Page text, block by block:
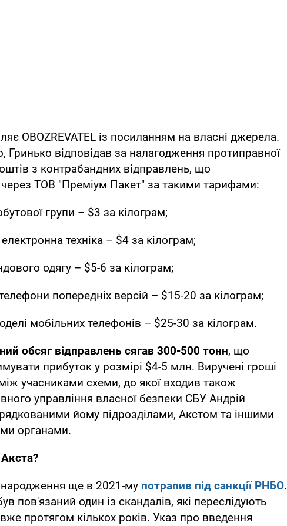
OBOZREVATEL із посиланням на власні джерела.
Гринько відповідав за налагодження протиправної
з контрабандних відправлень, що
ТОВ "Преміум Пакет" за такими тарифами:
групи – $3 за кілограм;
техніка – $4 за кілограм;
одягу – $5-6 за кілограм;
попередніх версій – $15-20 за кілограм;
мобільних телефонів – $25-30 за кілограм.
обсяг відправлень сягав 300-500 тонн, що
прибуток у розмірі $4-5 млн. Виручені гроші
учасниками схеми, до якої входив також
управління власної безпеки СБУ Андрій
йому підрозділами, Акстом та іншими
органами.
ще в 2021-му потрапив під санкції РНБО.
пов'язаний один із скандалів, які переслідують
протягом кількох років. Указ про введення